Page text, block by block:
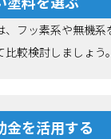
、フッ素系や無機系
較検討しましょう。
金を活用する